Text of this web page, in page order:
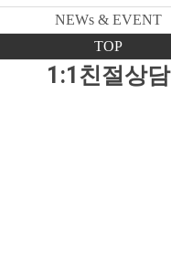
NEWs & EVENT
TOP
1:1친절상담